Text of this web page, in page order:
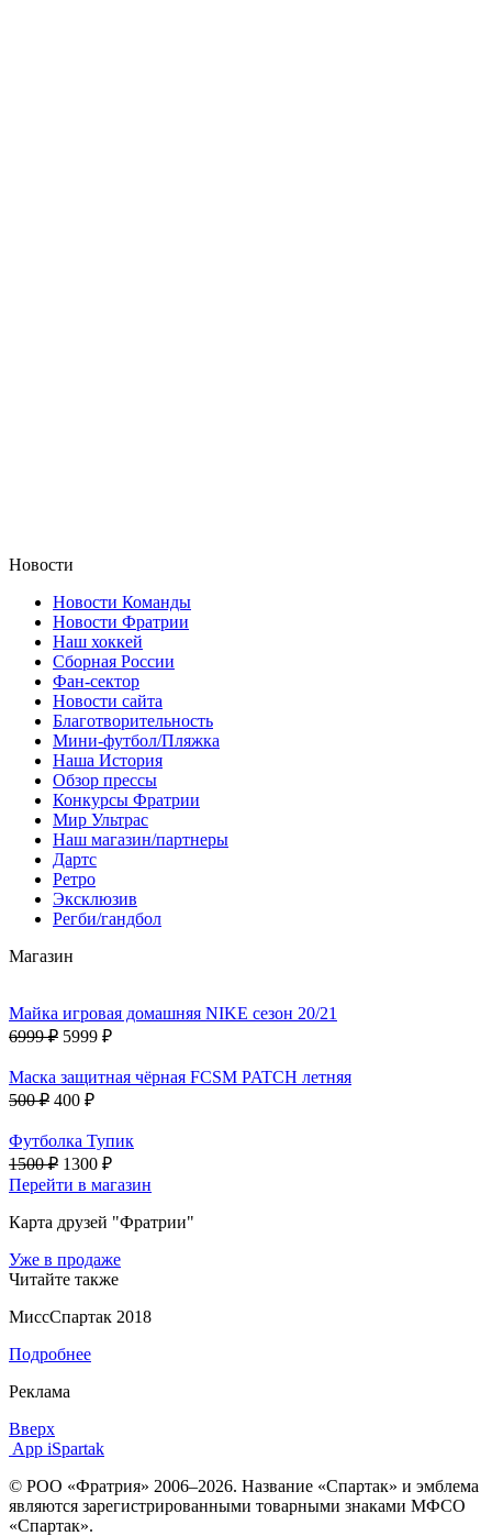
Новости
Новости Команды
Новости Фратрии
Наш хоккей
Сборная России
Фан-cектор
Новости сайта
Благотворительность
Мини-футбол/Пляжка
Наша История
Обзор прессы
Конкурсы Фратрии
Мир Ультрас
Наш магазин/партнеры
Дартс
Ретро
Эксклюзив
Регби/гандбол
Магазин
Майка игровая домашняя NIKE сезон 20/21
6999 ₽ 5999 ₽
Маска защитная чёрная FCSM PATCH летняя
500 ₽ 400 ₽
Футболка Тупик
1500 ₽ 1300 ₽
Перейти в магазин
Карта друзей "Фратрии"
Уже в продаже
Читайте также
МиссСпартак 2018
Подробнее
Реклама
Вверх
App iSpartak
© РОО «Фратрия» 2006–2026. Название «Спартак» и эмблема
являются зарегистрированными товарными знаками МФСО
«Спартак».